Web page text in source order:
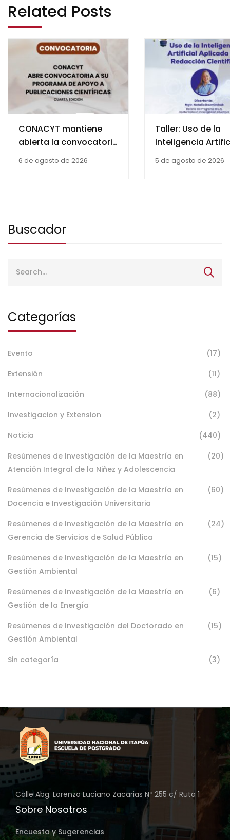
Related Posts
CONACYT mantiene
abierta la convocatoria
de la cuarta edición del
6 de agosto de 2026
Taller: Uso de la
Inteligencia
Aplicada a la
5 de agosto de 2026
Buscador
Categorías
Evento
(17)
Extensión
(11)
Internacionalización
(88)
Investigacion y Extension
(2)
Noticia
(440)
Resúmenes de Investigación de la Maestría en
Atención Integral de la Niñez y Adolescencia
(20)
Resúmenes de Investigación de la Maestría en
Docencia e Investigación Universitaria
(60)
Resúmenes de Investigación de la Maestría en
Gerencia de Servicios de Salud Pública
(24)
Resúmenes de Investigación de la Maestría en
Gestión Ambiental
(15)
Resúmenes de Investigación de la Maestría en
Gestión de la Energía
(6)
Resúmenes de Investigación del Doctorado en
Gestión Ambiental
(15)
Sin categoría (3)
Calle Abg. Lorenzo Luciano Zacarias Nº 255 c/ Ruta 1
Sobre Nosotros
Encuesta y Sugerencias